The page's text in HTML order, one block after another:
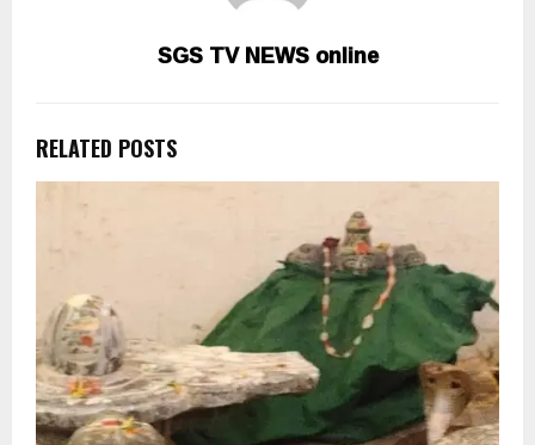
SGS TV NEWS online
RELATED POSTS